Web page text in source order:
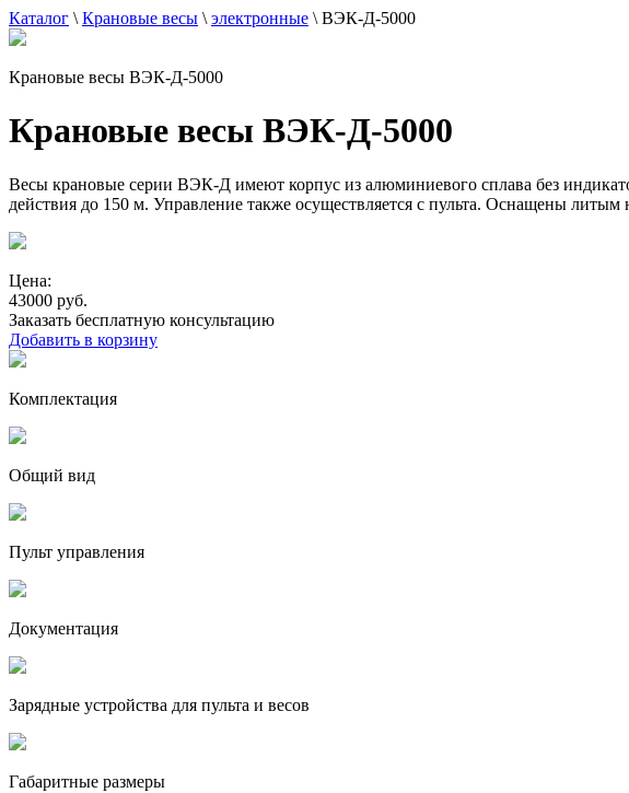
Каталог \ Крановые весы \ электронные \ ВЭК-Д-5000
Крановые весы ВЭК-Д-5000
Крановые весы ВЭК-Д-5000
Весы крановые серии ВЭК-Д имеют корпус из алюминиевого сплава без
действия до 150 м. Управление также осуществляется с пульта. Оснащены
Цена:
43000 руб.
Заказать бесплатную консультацию
Добавить в корзину
Комплектация
Общий вид
Пульт управления
Документация
Зарядные устройства для пульта и весов
Габаритные размеры